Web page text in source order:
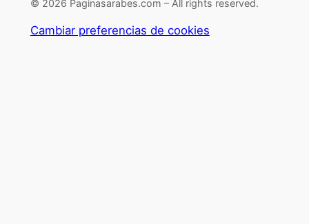
© 2026 Paginasarabes.com – All rights reserved.
Cambiar preferencias de cookies